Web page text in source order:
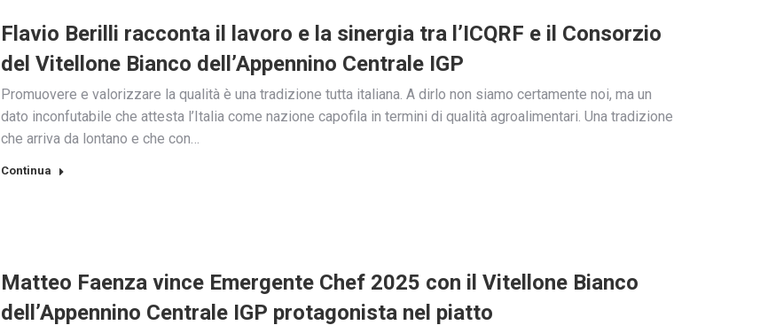
Flavio Berilli racconta il lavoro e la sinergia tra l’ICQRF e il Consorzio
del Vitellone Bianco dell’Appennino Centrale IGP
Promuovere e valorizzare la qualità è una tradizione tutta italiana. A dirlo non siamo certamente noi, ma un
dato inconfutabile che attesta l’Italia come nazione capofila in termini di qualità agroalimentari. Una tradizione
che arriva da lontano e che con…
Continua
Matteo Faenza vince Emergente Chef 2025 con il Vitellone Bianco
dell’Appennino Centrale IGP protagonista nel piatto